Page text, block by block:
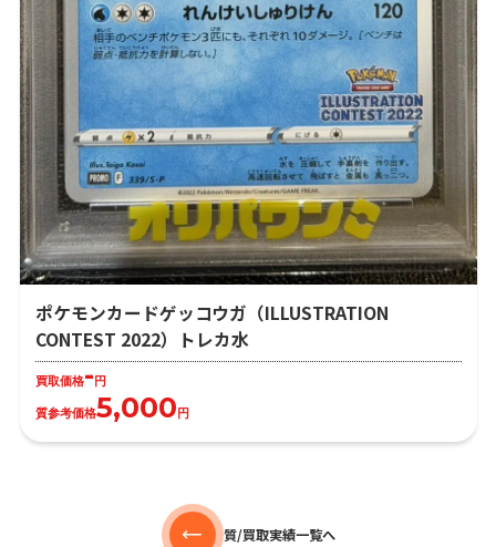
ポケモンカードゲッコウガ（ILLUSTRATION
CONTEST 2022）トレカ水
買取価格- 円
質参考価格5,000 円
質/買取実績一覧へ